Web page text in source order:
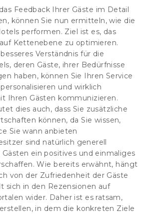
Feedback Ihrer Gäste im Detail
können Sie nun ermitteln, wie die
performen. Ziel ist es, das
Kettenebene zu optimieren.
Verständnis für die
deren Gäste, ihrer Bedürfnisse
haben, können Sie Ihren Service
und wirklich
Ihren Gästen kommunizieren.
dies auch, dass Sie zusätzliche
können, da Sie wissen,
Sie wann anbieten
sind natürlich generell
ein positives und einmaliges
Wie bereits erwähnt, hängt
von der Zufriedenheit der Gäste
sich in den Rezensionen auf
wider. Daher ist es ratsam,
in dem die konkreten Ziele